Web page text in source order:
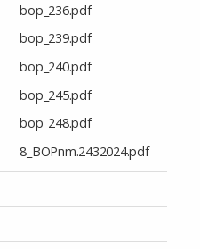
bop_236.pdf
bop_239.pdf
bop_240.pdf
bop_245.pdf
bop_248.pdf
8_BOPnm.2432024.pdf